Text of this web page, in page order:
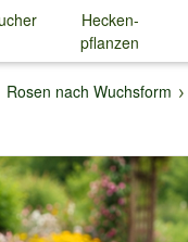
Hecken-
pflanzen
↓
↓
Rosen nach Wuchsform